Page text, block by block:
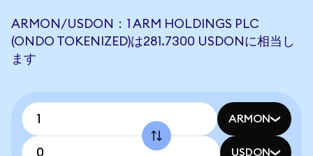
ARMON/USDON：1 ARM HOLDINGS PLC
(ONDO TOKENIZED)は281.7300 USDONに相当し
ます
ARMON
USDON